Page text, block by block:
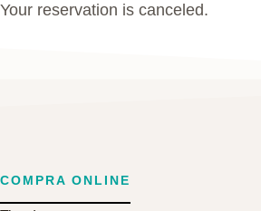
Your reservation is canceled.
COMPRA ONLINE